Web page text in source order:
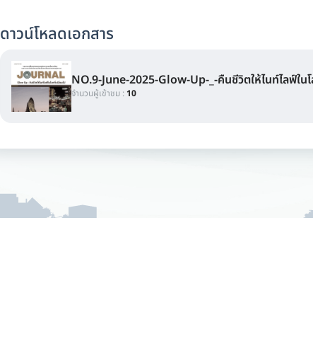
ดาวน์โหลดเอกสาร
NO.9-June-2025-Glow-Up-_-คืนชีวิตให้ไนท์ไลฟ์ใน
จำนวนผู้เข้าชม : 10